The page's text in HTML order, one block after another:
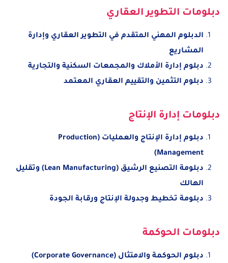
دبلومات التطوير العقاري
الدبلوم المهني المتقدم في التطوير العقاري وإدارة
المشاريع
دبلوم إدارة الأملاك والمجمعات السكنية والتجارية
دبلوم التثمين والتقييم العقاري المعتمد
دبلومات إدارة الإنتاج
دبلوم إدارة الإنتاج والعمليات (Production
Management)
دبلومة التصنيع الرشيق (Lean Manufacturing) وتقليل
الهالك
دبلومة تخطيط وجدولة الإنتاج ورقابة الجودة
دبلومات الحوكمة
دبلوم الحوكمة والامتثال (Corporate Governance)